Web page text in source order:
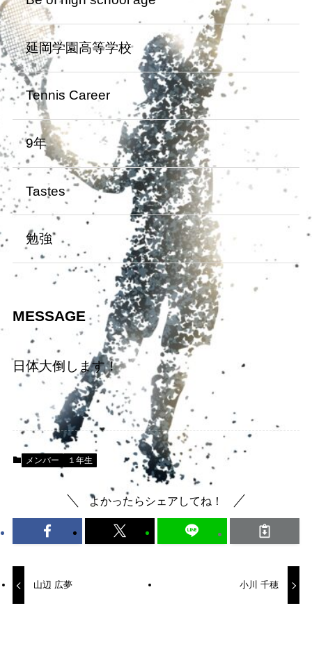
延岡学園高等学校
Tennis Career
9年
Tastes
勉強
MESSAGE
日体大倒します！
メンバー １年生
よかったらシェアしてね！
山辺 広夢 小川 千穂